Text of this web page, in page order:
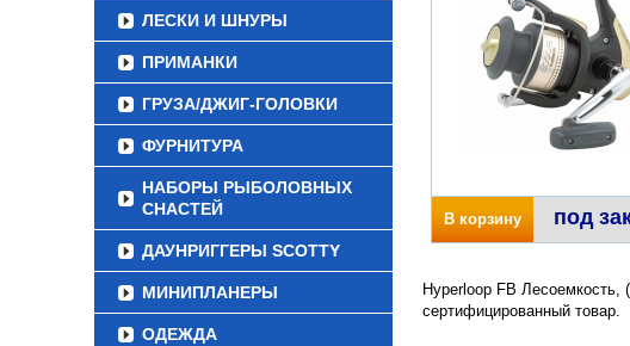
ЛЕСКИ И ШНУРЫ
ПРИМАНКИ
ГРУЗА/ДЖИГ-ГОЛОВКИ
ФУРНИТУРА
НАБОРЫ РЫБОЛОВНЫХ
СНАСТЕЙ
ДАУНРИГГЕРЫ SCOTTY
МИНИПЛАНЕРЫ
ОДЕЖДА
В корзину под
Hyperloop FB Лесоемкость,
сертифицированный товар.